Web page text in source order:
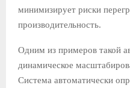
минимизирует риски
производительность.
Одним из примеров такой
динамическое
Система автоматически